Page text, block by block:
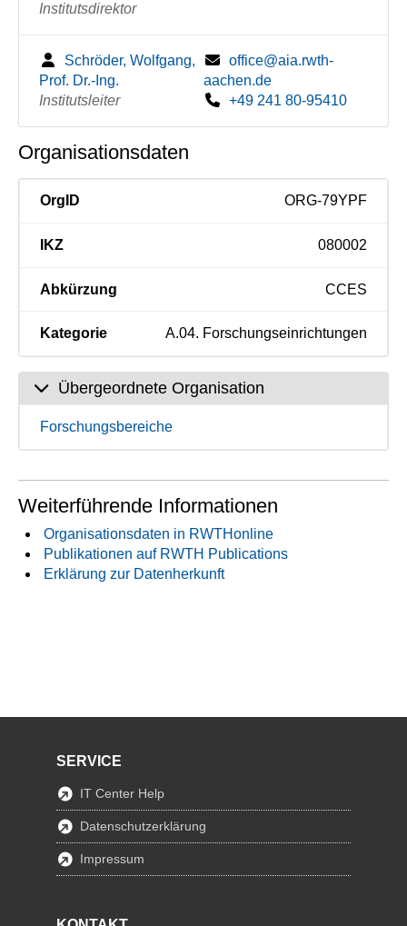
Institutsdirektor
Schröder, Wolfgang,
Prof. Dr.-Ing.
Institutsleiter
office@aia.rwth-
aachen.de
+49 241 80-95410
Organisationsdaten
OrgID ORG-79YPF
IKZ 080002
Abkürzung CCES
Kategorie A.04. Forschungseinrichtungen
Übergeordnete Organisation
Forschungsbereiche
Weiterführende Informationen
Organisationsdaten in RWTHonline
Publikationen auf RWTH Publications
Erklärung zur Datenherkunft
SERVICE
IT Center Help
Datenschutzerklärung
Impressum